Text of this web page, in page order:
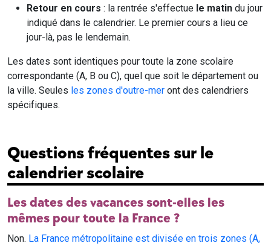
Retour en cours : la rentrée s'effectue le matin du jour
indiqué dans le calendrier. Le premier cours a lieu ce
jour-là, pas le lendemain.
Les dates sont identiques pour toute la zone scolaire
correspondante (A, B ou C), quel que soit le département ou
la ville. Seules les zones d'outre-mer ont des calendriers
spécifiques.
Questions fréquentes sur le
calendrier scolaire
Les dates des vacances sont-elles les
mêmes pour toute la France ?
Non. La France métropolitaine est divisée en trois zones (A,